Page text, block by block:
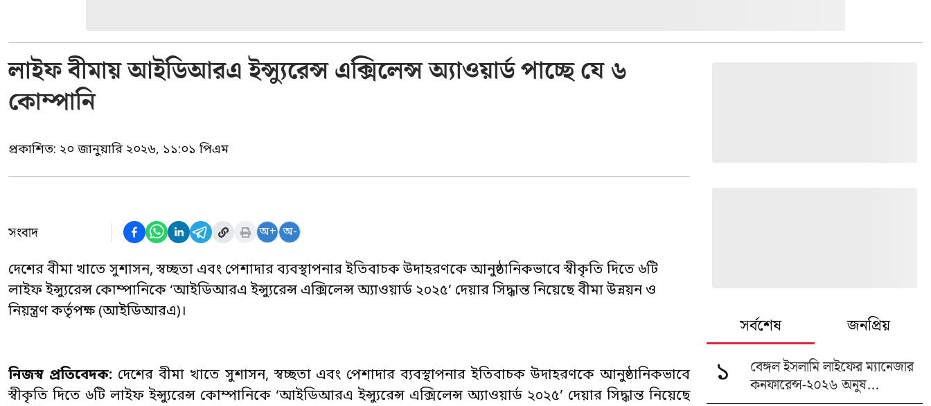
লাইফ বীমায় আইডিআরএ ইন্স্যুরেন্স এক্সিলেন্স অ্যাওয়ার্ড পাচ্ছে যে ৬
কোম্পানি
প্রকাশিত: ২০ জানুয়ারি ২০২৬, ১১:০১ পিএম
সংবাদ অ+ অ-
দেশের বীমা খাতে সুশাসন, স্বচ্ছতা এবং পেশাদার ব্যবস্থাপনার ইতিবাচক উদাহরণকে আনুষ্ঠানিকভাবে স্বীকৃতি দিতে ৬টি
লাইফ ইন্স্যুরেন্স কোম্পানিকে ‘আইডিআরএ ইন্স্যুরেন্স এক্সিলেন্স অ্যাওয়ার্ড ২০২৫’ দেয়ার সিদ্ধান্ত নিয়েছে বীমা উন্নয়ন ও
নিয়ন্ত্রণ কর্তৃপক্ষ (আইডিআরএ)।
নিজস্ব প্রতিবেদক:দেশের বীমা খাতে সুশাসন, স্বচ্ছতা এবং পেশাদার ব্যবস্থাপনার ইতিবাচক উদাহরণকে আনুষ্ঠানিকভাবে
স্বীকৃতি দিতে ৬টি লাইফ ইন্স্যুরেন্স কোম্পানিকে ‘আইডিআরএ ইন্স্যুরেন্স এক্সিলেন্স অ্যাওয়ার্ড ২০২৫’ দেয়ার সিদ্ধান্ত নিয়েছে
সর্বশেষ জনপ্রিয়
১
বেঙ্গল ইসলামি লাইফের ম্যানেজার
কনফারেন্স-২০২৬ অনুষ...